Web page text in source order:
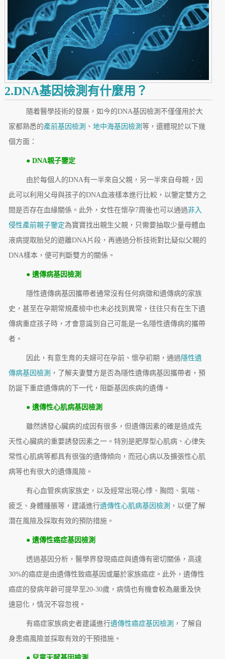
2.DNA基因檢測有什麼用？
隨着醫學技術的發展，如今的DNA基因檢測不僅僅用於大
家都熟悉的產前基因檢測 、 地中海基因檢測 等，還體現於以下幾
個方面：
● DNA親子鑒定
由於每個人的DNA有一半來自父親，另一半來自母親，因
此可以利用父母與孩子的DNA血液樣本進行比較，以鑒定雙方之
間是否存在血緣關係。此外，女性在懷孕7周後也可以通過非入
侵性產前親子鑒定為寶寶找出親生父親，只需要抽取少量母體血
液病提取胎兒的遊離DNA片段，再通過分析技術對比疑似父親的
DNA樣本，便可判斷雙方的關係。
● 遺傳病基因檢測
隱性遺傳病基因攜帶者通常沒有任何病徵和遺傳病的家族
史，甚至在孕期常規產檢中也未必找到異常，往往只有在生下遺
傳病重症孩子時，才會意識到自己可能是一名隱性遺傳病的攜帶
者。
因此，有意生育的夫婦可在孕前、懷孕初期，通過 隱性遺
傳病基因檢測 ，了解夫妻雙方是否為隱性遺傳病基因攜帶者，預
防誕下重症遺傳病的下一代，阻斷基因疾病的遺傳。
● 遺傳性心肌病基因檢測
雖然誘發心臟病的成因有很多，但遺傳因素的確是造成先
天性心臟病的重要誘發因素之一。特別是肥厚型心肌病、心律失
常性心肌病等都具有很強的遺傳傾向，而冠心病以及擴張性心肌
病等也有很大的遺傳風險。
有心血管疾病家族史，以及經常出現心悸、胸悶、氣喘、
疲乏、身體腫脹等，建議進行遺傳性心肌病基因檢測 ，以便了解
潛在風險及採取有效的預防措施。
● 遺傳性癌症基因檢測
透過基因分析，醫學界發現癌症與遺傳有密切關係，高達
30%的癌症是由遺傳性致癌基因或屬於家族癌症。此外，遺傳性
癌症的發病年齡可提早至20-30歲，病情也有機會較為嚴重及快
速惡化，情況不容忽視。
有癌症家族病史者建議進行遺傳性癌症基因檢測 ，了解自
身患癌風險並採取有效的干預措施。